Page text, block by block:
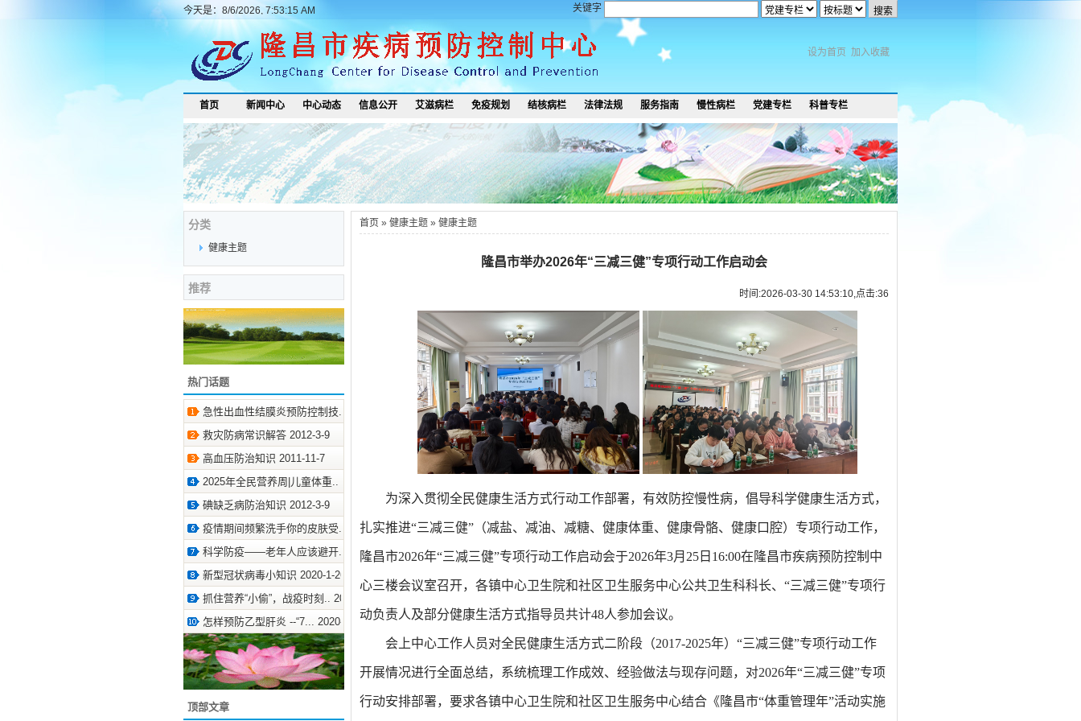
今天是：8/6/2026, 7:53:15 AM 关键字
设为首页 加入收藏
首页 新闻中心 中心动态 信息公开 艾滋病栏 免疫规划 结核病栏 法律法规 服务指南 慢性病栏 党建专栏 科普专栏
分类
健康主题
推荐
热门话题
急性出血性结膜炎预防控制技.. 2011-11-7
救灾防病常识解答 2012-3-9
高血压防治知识 2011-11-7
2025年全民营养周|儿童体重.. 2025-5-20
碘缺乏病防治知识 2012-3-9
疫情期间频繁洗手你的皮肤受.. 2020-4-3
科学防疫——老年人应该避开.. 2020-3-1
新型冠状病毒小知识 2020-1-26
抓住营养“小偷”，战疫时刻.. 2020-3-17
怎样预防乙型肝炎 --“7... 2020-7-28
顶部文章
首页 » 健康主题 » 健康主题
隆昌市举办2026年“三减三健”专项行动工作启动会
时间:2026-03-30 14:53:10,点击:36
为深入贯彻全民健康生活方式行动工作部署，有效防控慢性病，倡导科学健康生活方式，
扎实推进“三减三健”（减盐、减油、减糖、健康体重、健康骨骼、健康口腔） 专项行动工作，
隆昌市2026年“三减三健”专项行动工作启动会于2026年3月 25 日16:00在 隆昌市疾病预防控制中
心三楼会议室召开，各镇中心卫生院和社 区卫生服务中心公共卫生科科长、“三减三健”专项行
动负责人及部分健康生活方式指导员共计48人参加会议。
会上中心工作人员对全民健康生活方式二阶段（2017-2025年） “三减三健”专项行动工作
开展情况进行全面总结，系统梳理工作成效、经验做法与现存问题，对2026年“三减三健”专项
行动安排部署，要求各镇中心卫生院和社区卫生服务中心结合 《 隆昌市“体重管理年”活动实施